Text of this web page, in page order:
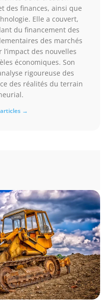
des finances, ainsi que
Elle a couvert,
du financement des
des marchés
des nouvelles
économiques. Son
rigoureuse des
des réalités du terrain
→